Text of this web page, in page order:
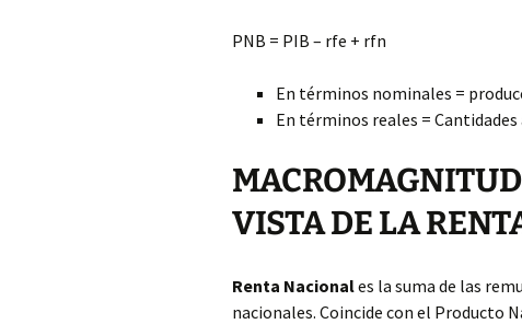
PNB = PIB – rfe + rfn
En términos nominales =
En términos reales = Cantidades
VISTA DE LA
Renta Nacionales la suma de las
nacionales. Coincide con el Producto